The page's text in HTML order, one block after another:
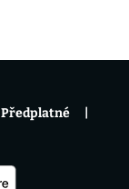
Předplatné